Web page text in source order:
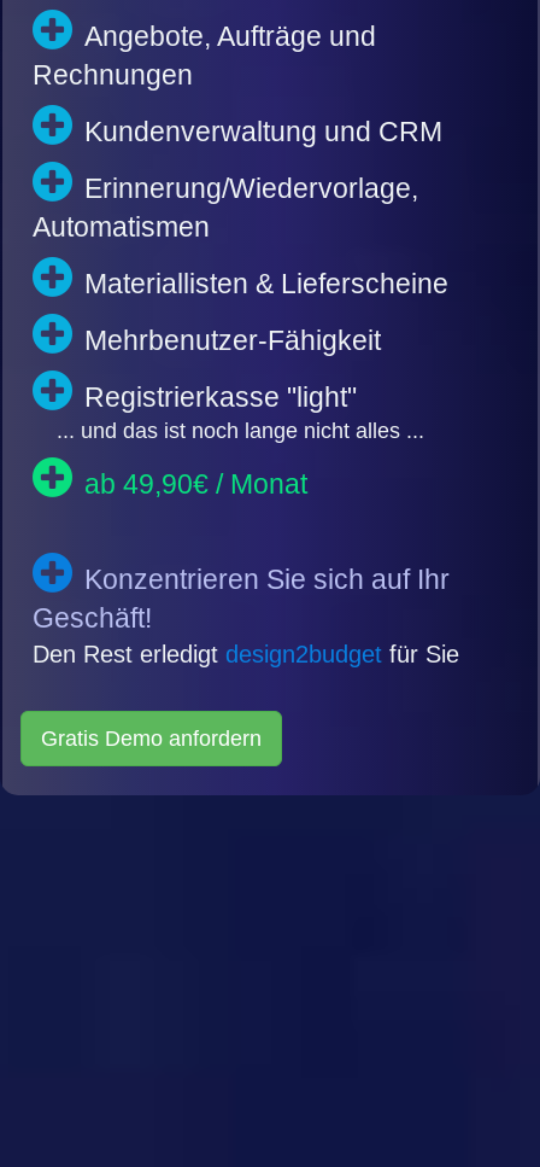
Angebote, Aufträge und
Rechnungen
Kundenverwaltung und CRM
Erinnerung/Wiedervorlage,
Automatismen
Materiallisten & Lieferscheine
Mehrbenutzer-Fähigkeit
Registrierkasse "light"
... und das ist noch lange nicht alles ...
ab 49,90€ / Monat
Konzentrieren Sie sich auf Ihr
Geschäft!
Den Rest erledigt design2budget für Sie
Gratis Demo anfordern